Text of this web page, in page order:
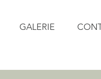
GALERIE